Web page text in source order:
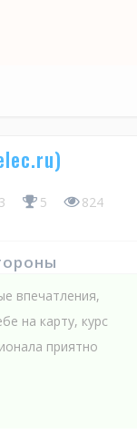
5 824
впечатления,
на карту, курс
приятно